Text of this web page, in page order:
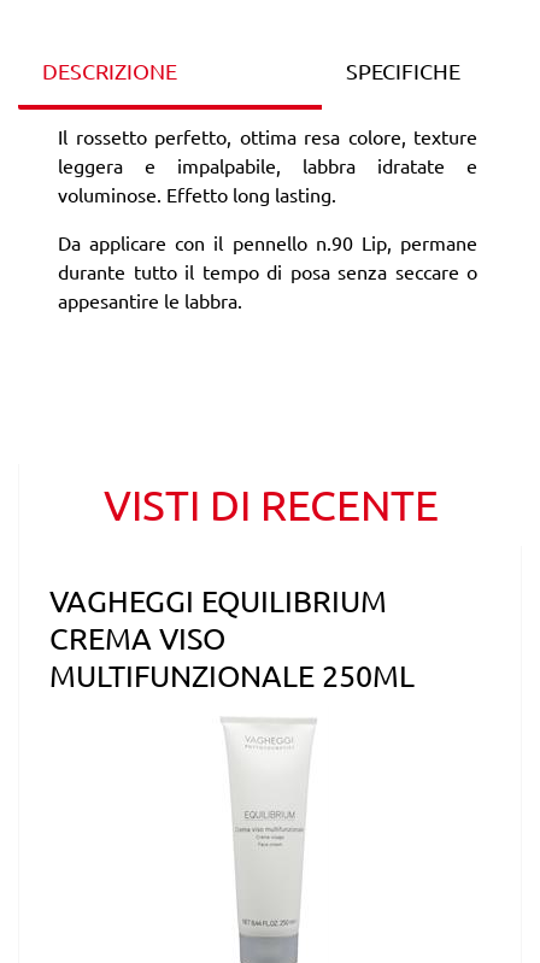
DESCRIZIONE SPECIFICHE
Il rossetto perfetto, ottima resa colore, texture
leggera e impalpabile, labbra idratate e
voluminose. Effetto long lasting.
Da applicare con il pennello n.90 Lip, permane
durante tutto il tempo di posa senza seccare o
appesantire le labbra.
VISTI DI RECENTE
VAGHEGGI EQUILIBRIUM
CREMA VISO
MULTIFUNZIONALE 250ML